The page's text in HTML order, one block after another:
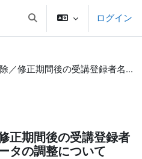
検索入力に切り替えるログイン
統一アカウント削除／修正期間後の受講登録者名簿に基づいた登録データの調整について
正期間後の受講登録者
タの調整について